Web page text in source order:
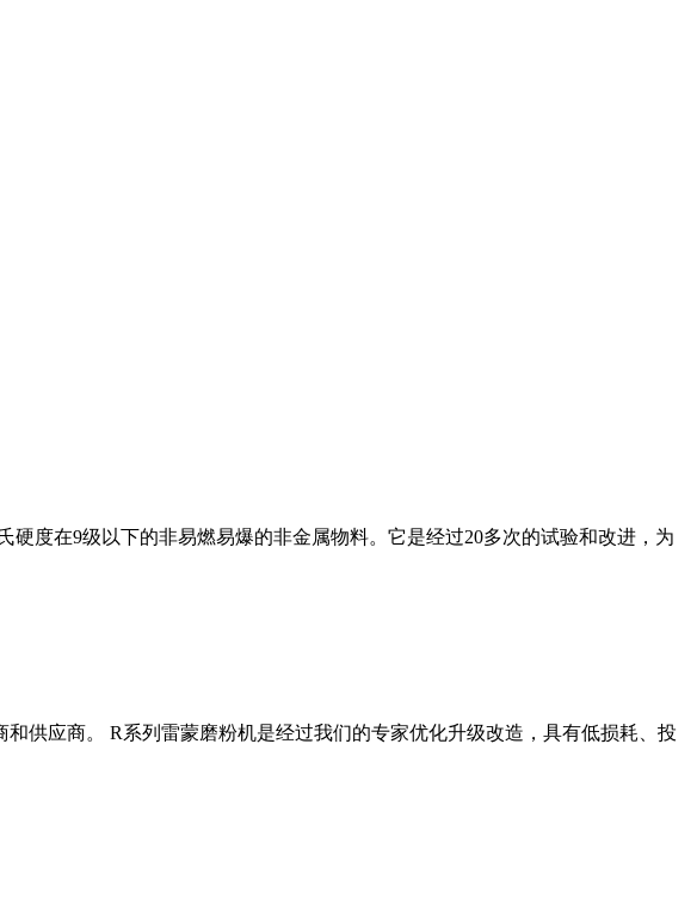
度在9级以下的非易燃易爆的非金属物料。它是经过20多次的试验和改进，为
供应商。 R系列雷蒙磨粉机是经过我们的专家优化升级改造，具有低损耗、投